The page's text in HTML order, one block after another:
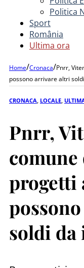
Politica
Sport
România
Ultima ora
Home/Cronaca/Pnrr,
possono arrivare altri
CRONACA LOCALE
Pnrr,
comune
progetti
soldi da